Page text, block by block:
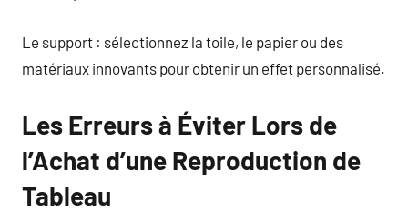
Le support : sélectionnez la toile, le papier ou des
matériaux innovants pour obtenir un effet personnalisé.
Les Erreurs à Éviter Lors de
l’Achat d’une Reproduction de
Tableau